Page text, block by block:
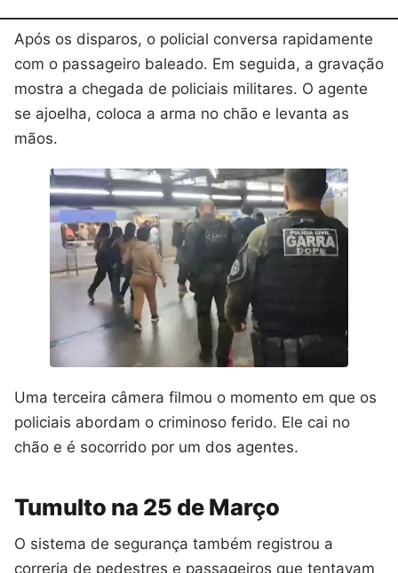
Após os disparos, o policial conversa rapidamente
com o passageiro baleado. Em seguida, a gravação
mostra a chegada de policiais militares. O agente
se ajoelha, coloca a arma no chão e levanta as
mãos.
Uma terceira câmera filmou o momento em que os
policiais abordam o criminoso ferido. Ele cai no
chão e é socorrido por um dos agentes.
Tumulto na 25 de Março
O sistema de segurança também registrou a
correria de pedestres e passageiros que tentavam